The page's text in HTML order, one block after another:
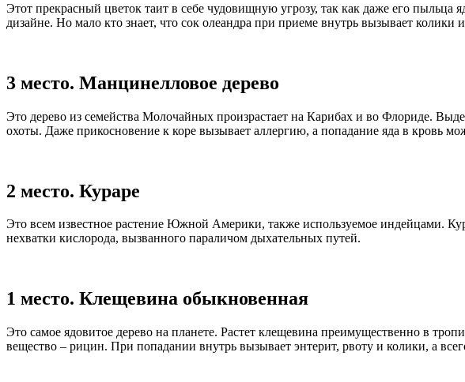
Этот прекрасный цветок таит в себе чудовищную угрозу, так как даже его
дизайне. Но мало кто знает, что сок олеандра при приеме внутрь вызывает колики
3 место. Манцинелловое дерево
Это дерево из семейства Молочайных произрастает на Карибах и во Флориде.
охоты. Даже прикосновение к коре вызывает аллергию, а попадание яда в кровь
2 место. Кураре
Это всем известное растение Южной Америки, также используемое индейцами.
нехватки кислорода, вызванного параличом дыхательных путей.
1 место. Клещевина обыкновенная
Это самое ядовитое дерево на планете. Растет клещевина преимущественно в
вещество – рицин. При попадании внутрь вызывает энтерит, рвоту и колики, а